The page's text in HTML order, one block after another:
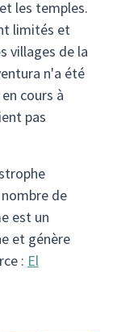
les temples.
limités et
villages de la
n'a été
cours à
pas
de
est un
et génère
: El